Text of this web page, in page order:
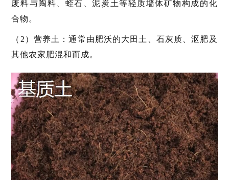
废料与陶料、蛭石、泥炭土等轻质墙体矿物构成的化
合物。
（2）营养土：通常由肥沃的大田土、石灰质、沤肥及
其他农家肥混和而成。